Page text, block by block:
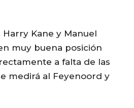
Harry Kane y Manuel
muy buena posición
a falta de las
medirá al Feyenoord y